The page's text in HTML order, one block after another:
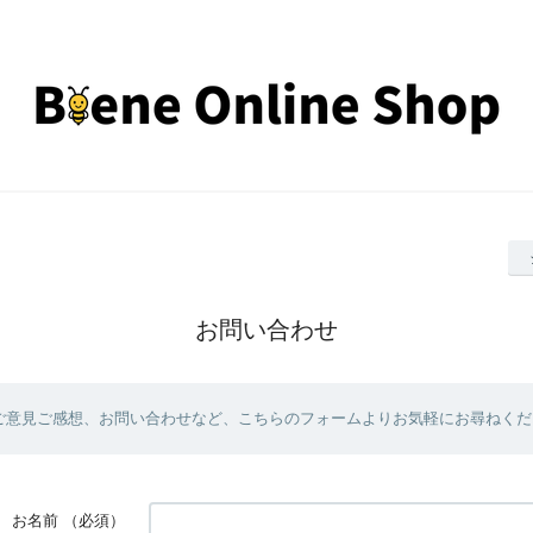
お問い合わせ
見ご感想、お問い合わせなど、こちらのフォームよりお気軽にお尋ねくだ
お名前 （必須）